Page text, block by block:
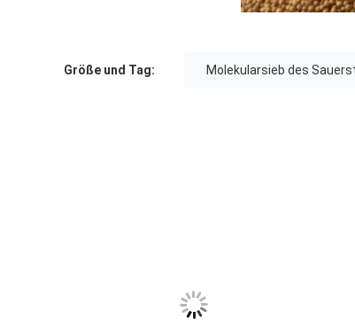
Größe und Tag: Molekularsieb des